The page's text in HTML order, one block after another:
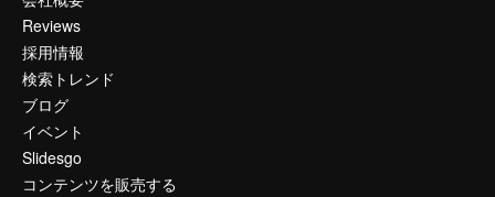
Reviews
採用情報
検索トレンド
ブログ
イベント
Slidesgo
コンテンツを販売する